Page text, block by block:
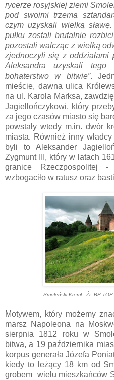
rycerze rosyjskiej ziemi
pod swoimi trzema
czym uzyskali wielką
pułku zostali brutalnie
pozostali walcząc z wielką
zjednoczyli się z
Aleksandra uzyskali
bohaterstwo w bitwie”.
mieście, dawna ulica
na ul. Karola Marksa,
Jagiellończykowi, który
za jego czasów miasto się
powstały wtedy m.in. dwór
miasta. Również inny
byli to Aleksander
Zygmunt III, który w latach
granice Rzeczpospolitej
wzbogaciło w ratusz oraz
Smoleński Kreml | Źr. BP
Motywem, który możemy
marsz Napoleona na
sierpnia 1812 roku w
bitwa, a 19 października
korpus generała Józefa
kiedy to leżący 18 km od
grobem wielu mieszkańców